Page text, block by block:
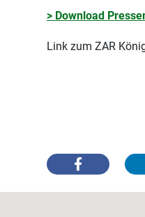
> Download
Link zum ZAR